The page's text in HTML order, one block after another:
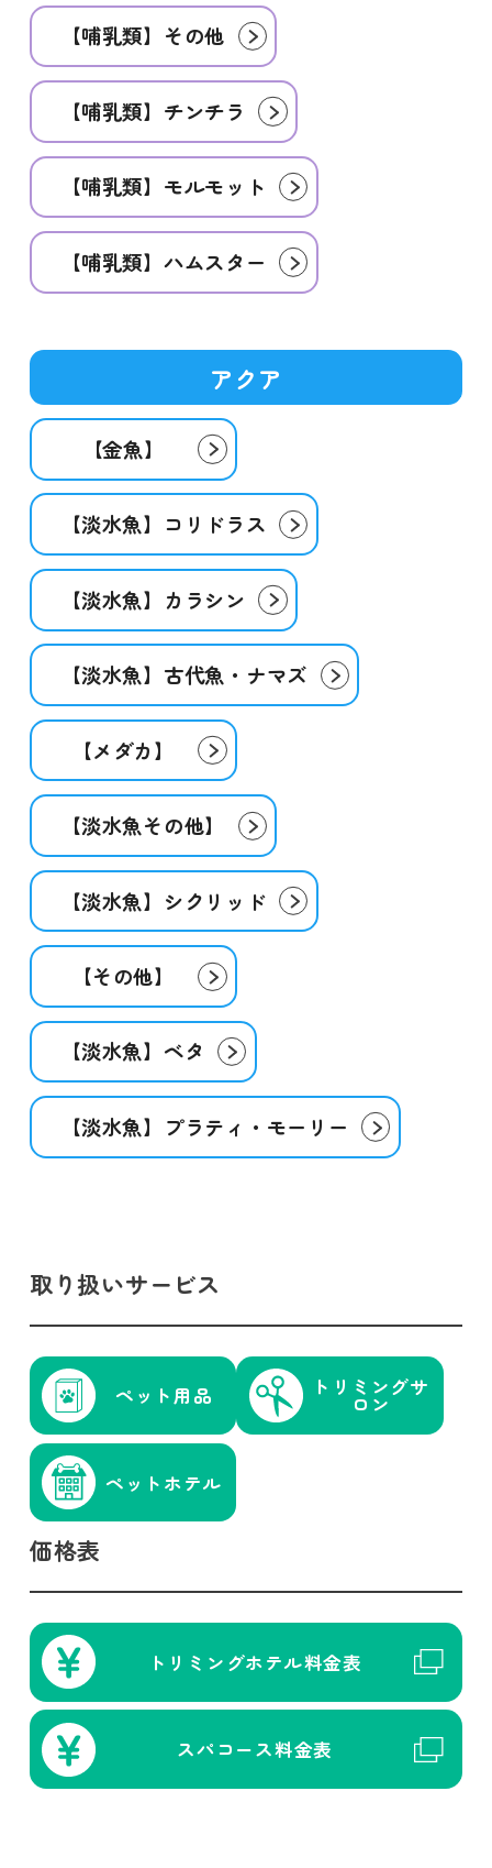
【哺乳類】その他
【哺乳類】チンチラ
【哺乳類】モルモット
【哺乳類】ハムスター
アクア
【金魚】
【淡水魚】コリドラス
【淡水魚】カラシン
【淡水魚】古代魚・ナマズ
【メダカ】
【淡水魚その他】
【淡水魚】シクリッド
【その他】
【淡水魚】ベタ
【淡水魚】プラティ・モーリー
取り扱いサービス
ペット用品 トリミングサ
ロン
ペットホテル
価格表
トリミングホテル料金表
スパコース料金表